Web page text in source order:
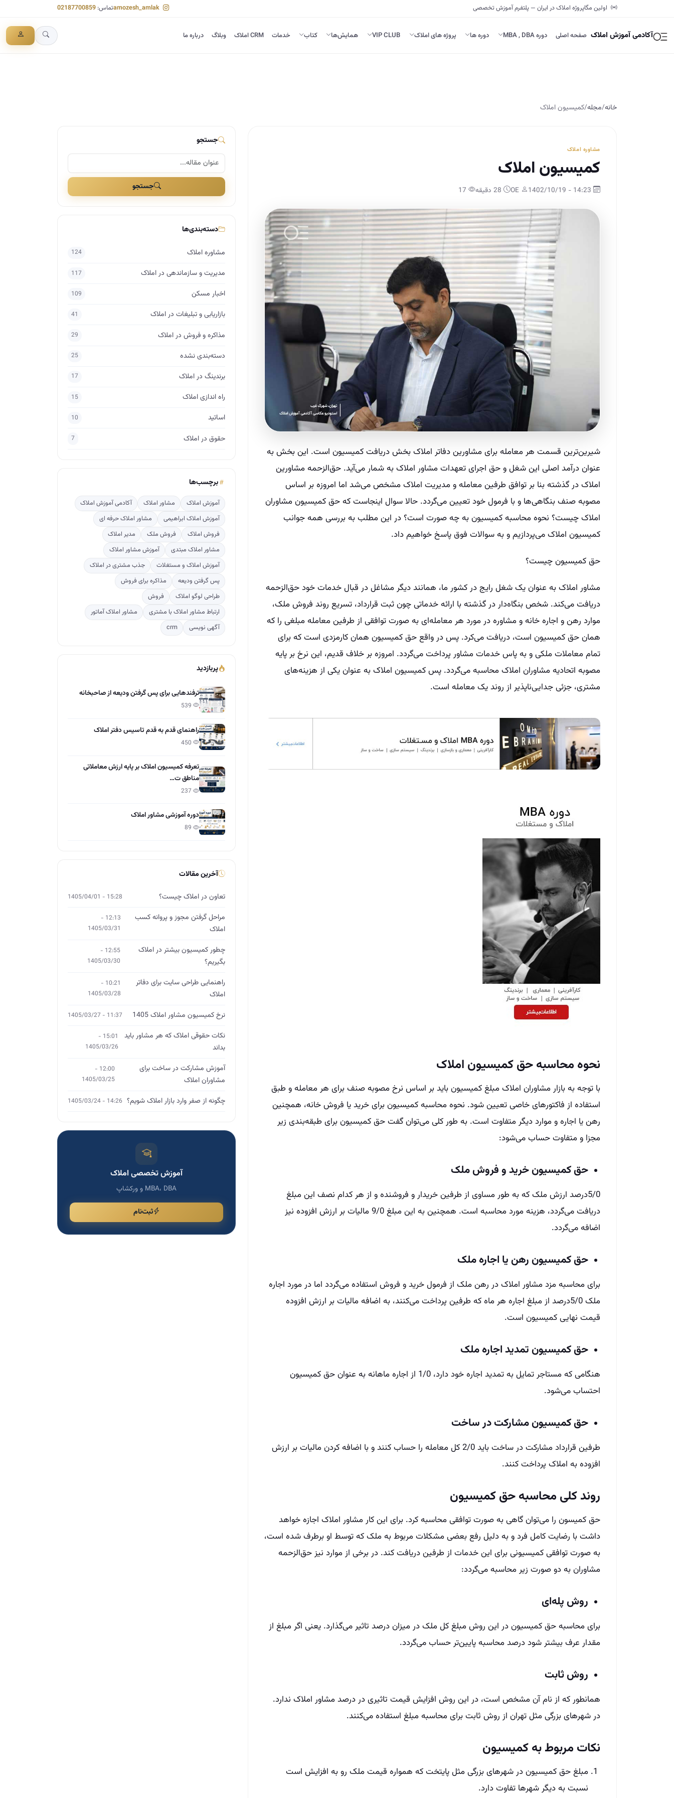
اولین مگاپروژه املاک در ایران — پلتفرم آموزش تخصصی تماس: 02187700859
آکادمی آموزش املاک صفحه اصلی دوره MBA , DBA دوره ها پروژه های املاک VIP CLUB همایش‌ها کتاب خدمات CRM املاک وبلاگ درباره ما
خانه/مجله/کمیسیون املاک
مشاوره املاک
کمیسیون املاک
شیرین‌ترین قسمت هر معامله برای مشاورین دفاتر املاک بخش دریافت کمیسیون است. این بخش به
عنوان درآمد اصلی این شغل و حق اجرای تعهدات مشاور املاک به شمار می‌آید. حق‌الزحمه مشاورین
املاک در گذشته بنا بر توافق طرفین معامله و مدیریت املاک مشخص می‌شد اما امروزه بر اساس
مصوبه صنف بنگاهی‌ها و با فرمول خود تعیین می‌گردد. حالا سوال اینجاست که حق کمیسیون مشاوران
املاک چیست؟ نحوه محاسبه کمیسیون به چه صورت است؟ در این مطلب به بررسی همه جوانب
کمیسیون املاک می‌پردازیم و به سوالات فوق پاسخ خواهیم داد.
حق کمیسیون چیست؟
مشاور املاک به عنوان یک شغل رایج در کشور ما، همانند دیگر مشاغل در قبال خدمات خود حق‌الزحمه
دریافت می‌کند. شخص بنگاه‌دار در گذشته با ارائه خدماتی چون ثبت قرارداد، تسریع روند فروش ملک،
موارد رهن و اجاره خانه و مشاوره در مورد هر معامله‌ای به صورت توافقی از طرفین معامله مبلغی را که
همان حق کمیسیون است، دریافت می‌کرد. پس در واقع حق کمیسیون همان کارمزدی است که برای
تمام معاملات ملکی و به پاس خدمات مشاور پرداخت می‌گردد. امروزه بر خلاف قدیم، این نرخ بر پایه
مصوبه اتحادیه مشاوران املاک محاسبه می‌گردد. پس کمیسیون املاک به عنوان یکی از هزینه‌های
مشتری، جزئی جدایی‌ناپذیر از روند یک معامله است.
نحوه محاسبه حق کمیسیون املاک
با توجه به بازار مشاوران املاک مبلغ کمیسیون باید بر اساس نرخ مصوبه صنف برای هر معامله و طبق
استفاده از فاکتورهای خاصی تعیین شود. نحوه محاسبه کمیسیون برای خرید یا فروش خانه، همچنین
رهن یا اجاره و موارد دیگر متفاوت است. به طور کلی می‌توان گفت حق کمیسیون برای طبقه‌بندی زیر
مجزا و متفاوت حساب می‌شود:
حق کمیسیون خرید و فروش ملک
5/0درصد ارزش ملک که به طور مساوی از طرفین خریدار و فروشنده و از هر کدام نصف این مبلغ
دریافت می‌گردد، هزینه مورد محاسبه است. همچنین به این مبلغ 9/0 مالیات بر ارزش افزوده نیز
اضافه می‌گردد.
حق کمیسیون رهن یا اجاره ملک
برای محاسبه مزد مشاور املاک در رهن ملک از فرمول خرید و فروش استفاده می‌گردد اما در مورد اجاره
ملک 5/0درصد از مبلغ اجاره هر ماه که طرفین پرداخت می‌کنند، به اضافه مالیات بر ارزش افزوده
قیمت نهایی کمیسیون است.
حق کمیسیون تمدید اجاره ملک
هنگامی که مستاجر تمایل به تمدید اجاره خود دارد، 1/0 از اجاره ماهانه به عنوان حق کمیسیون
احتساب می‌شود.
حق کمیسیون مشارکت در ساخت
طرفین قرارداد مشارکت در ساخت باید 2/0 کل معامله را حساب کنند و با اضافه کردن مالیات بر ارزش
افزوده به املاک پرداخت کنند.
روند کلی محاسبه حق کمیسیون
حق کمیسون را می‌توان گاهی به صورت توافقی محاسبه کرد. برای این کار مشاور املاک اجازه خواهد
داشت با رضایت کامل فرد و به دلیل رفع بعضی مشکلات مربوط به ملک که توسط او برطرف شده است،
به صورت توافقی کمیسیونی برای این خدمات از طرفین دریافت کند. در برخی از موارد نیز حق‌الزحمه
مشاوران به دو صورت زیر محاسبه می‌گردد:
روش پله‌ای
برای محاسبه حق کمیسیون در این روش مبلغ کل ملک در میزان درصد تاثیر می‌گذارد. یعنی اگر مبلغ از
مقدار عرف بیشتر شود درصد محاسبه پایین‌تر حساب می‌گردد.
روش ثابت
همانطور که از نام آن مشخص است، در این روش افزایش قیمت تاثیری در درصد مشاور املاک ندارد.
در شهرهای بزرگی مثل تهران از روش ثابت برای محاسبه مبلغ استفاده می‌کنند.
نکات مربوط به کمیسیون
مبلغ حق کمیسیون در شهرهای بزرگی مثل پایتخت که همواره قیمت ملک رو به افزایش است
نسبت به دیگر شهرها تفاوت دارد.
جستجو
جستجو
دسته‌بندی‌ها
مشاوره املاک 124
مدیریت و سازماندهی در املاک 117
اخبار مسکن 109
بازاریابی و تبلیغات در املاک 41
مذاکره و فروش در املاک 29
دسته‌بندی نشده 25
برندینگ در املاک 17
راه اندازی املاک 15
اساتید 10
حقوق در املاک 7
برچسب‌ها
آموزش املاک مشاور املاک
آکادمی آموزش املاک
آموزش املاک ابراهیمی
مشاور املاک حرفه ای
فروش املاک
فروش ملک
مدیر املاک
مشاور املاک مبتدی
آموزش مشاور املاک
آموزش املاک و مستغلات
جذب مشتری در املاک
پس گرفتن ودیعه
مذاکره برای فروش
طراحی لوگو املاک
فروش
ارتباط مشاور املاک با مشتری
مشاور املاک آماتور
آگهی نویسی
crm
پربازدید
ترفندهایی برای پس گرفتن ودیعه از صاحبخانه
راهنمای قدم به قدم تاسیس دفتر املاک
تعرفه کمیسیون املاک بر پایه ارزش معاملاتی
مناطق ت…
دوره آموزشی مشاور املاک
آخرین مقالات
تعاون در املاک چیست؟ 15:28 - 1405/04/01
مراحل گرفتن مجوز و پروانه کسب
املاک
12:13 -
1405/03/31
چطور کمیسیون بیشتر در املاک
بگیریم؟
12:55 -
1405/03/30
راهنمایی طراحی سایت برای دفاتر
املاک
10:21 -
1405/03/28
نرخ کمیسیون مشاور املاک 1405 11:37 - 1405/03/27
نکات حقوقی املاک که هر مشاور باید
بداند
15:01 -
1405/03/26
آموزش مشارکت در ساخت برای
مشاوران املاک
12:00 -
1405/03/25
چگونه از صفر وارد بازار املاک شویم؟ 14:26 - 1405/03/24
آموزش تخصصی املاک
MBA، DBA و ورکشاپ
ثبت‌نام